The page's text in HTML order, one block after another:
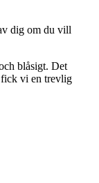
dig om du vill
blåsigt. Det
vi en trevlig